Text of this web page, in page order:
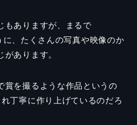
もありますが、まるで
、たくさんの写真や映像のか
あります。
賞を撮るような作品というの
丁寧に作り上げているのだろ